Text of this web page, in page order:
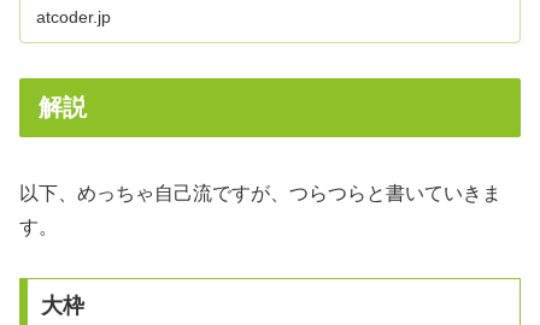
atcoder.jp
解説
以下、めっちゃ自己流ですが、つらつらと書いていきま
す。
大枠